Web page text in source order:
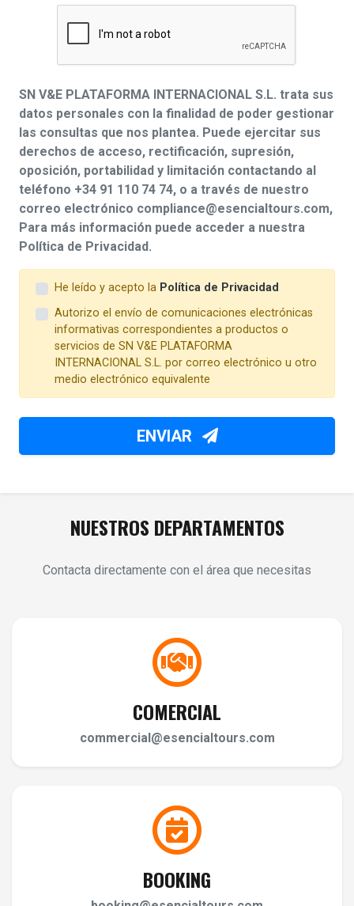
SN V&E PLATAFORMA INTERNACIONAL S.L. trata sus
datos personales con la finalidad de poder gestionar
las consultas que nos plantea. Puede ejercitar sus
derechos de acceso, rectificación, supresión,
oposición, portabilidad y limitación contactando al
teléfono +34 91 110 74 74, o a través de nuestro
correo electrónico compliance@esencialtours.com,
Para más información puede acceder a nuestra
Política de Privacidad.
He leído y acepto la Política de Privacidad
Autorizo el envío de comunicaciones electrónicas
informativas correspondientes a productos o
servicios de SN V&E PLATAFORMA
INTERNACIONAL S.L. por correo electrónico u otro
medio electrónico equivalente
ENVIAR
NUESTROS DEPARTAMENTOS
Contacta directamente con el área que necesitas
COMERCIAL
commercial@esencialtours.com
BOOKING